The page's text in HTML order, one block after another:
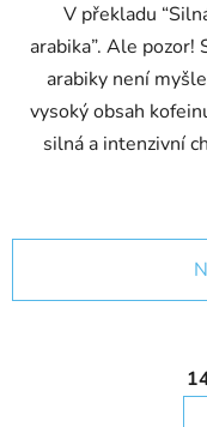
V překladu
arabika”. Ale pozor!
arabiky není
vysoký obsah
silná a intenzivní